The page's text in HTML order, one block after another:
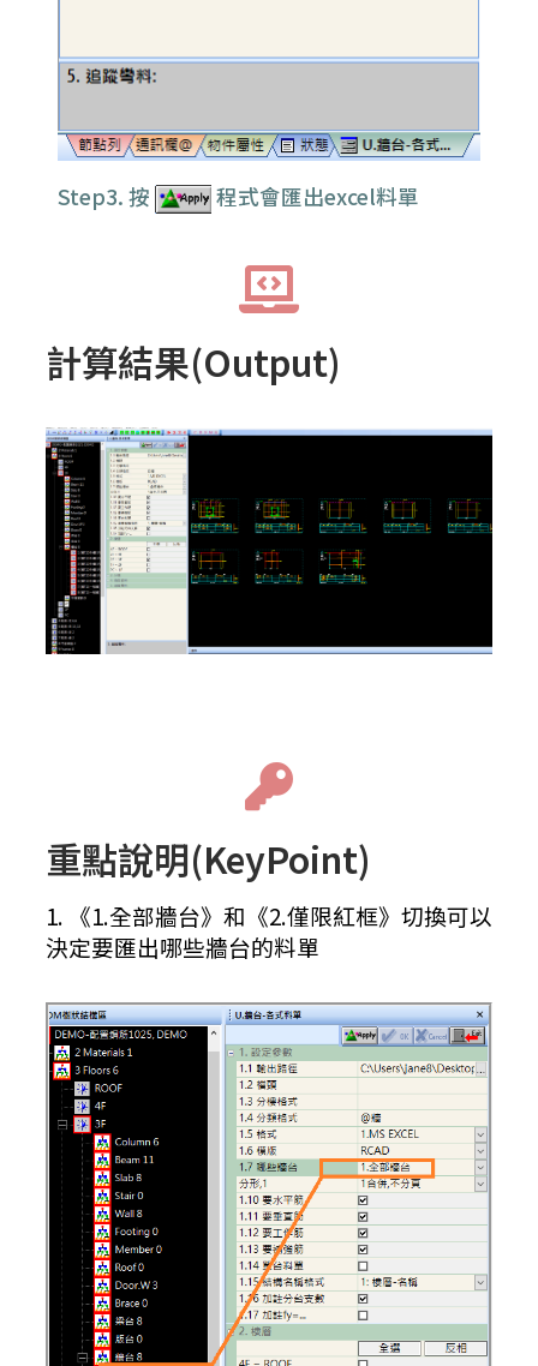
Step3. 按 程式會匯出excel料單
計算結果(Output)
重點說明(KeyPoint)
1. 《1.全部牆台》和《2.僅限紅框》切換可以
決定要匯出哪些牆台的料單